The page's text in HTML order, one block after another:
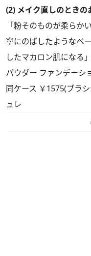
(2) メイク直しのときの
「粉そのものが柔らか
寧にのばしたようなベ
したマカロン肌になる」
パウダー ファンデーシ
同ケース ￥1575(ブラ
ュレ